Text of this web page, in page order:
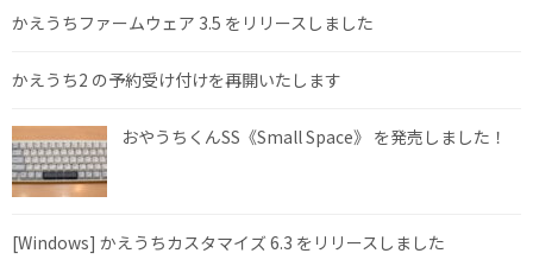
かえうちファームウェア 3.5 をリリースしました
かえうち2 の予約受け付けを再開いたします
おやうちくんSS《Small Space》 を発売しました！
[Windows] かえうちカスタマイズ 6.3 をリリースしました